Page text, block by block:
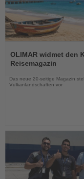
Sie
die
Nachrichten
OLIMAR widmet den
Reisemagazin
Das neue 20-seitige Magazin
Vulkanlandschaften vor